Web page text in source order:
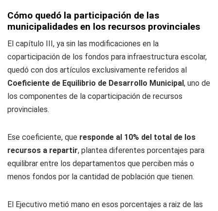
Cómo quedó la participación de las
municipalidades en los recursos provinciales
El capítulo III, ya sin las modificaciones en la
coparticipación de los fondos para infraestructura escolar,
quedó con dos artículos exclusivamente referidos al
Coeficiente de Equilibrio de Desarrollo Municipal, uno de
los componentes de la coparticipación de recursos
provinciales.
Ese coeficiente, que responde al 10% del total de los
recursos a repartir, plantea diferentes porcentajes para
equilibrar entre los departamentos que perciben más o
menos fondos por la cantidad de población que tienen.
El Ejecutivo metió mano en esos porcentajes a raiz de las